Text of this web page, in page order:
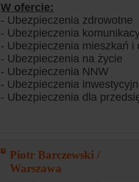
W ofercie:
- Ubezpieczenia zdrowotne
- Ubezpieczenia
- Ubezpieczenia mieszkań i
- Ubezpieczenia na życie
- Ubezpieczenia NNW
- Ubezpieczenia
- Ubezpieczenia dla
Piotr Barczewski /
Warszawa